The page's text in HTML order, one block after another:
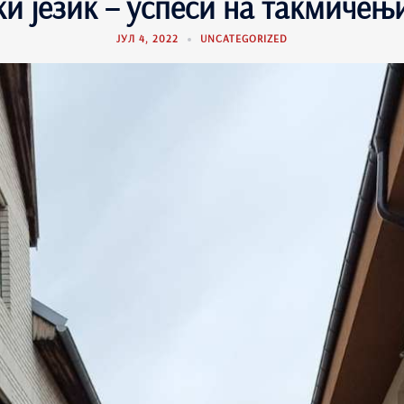
ЈУЛ 4, 2022 UNCATEGORIZED